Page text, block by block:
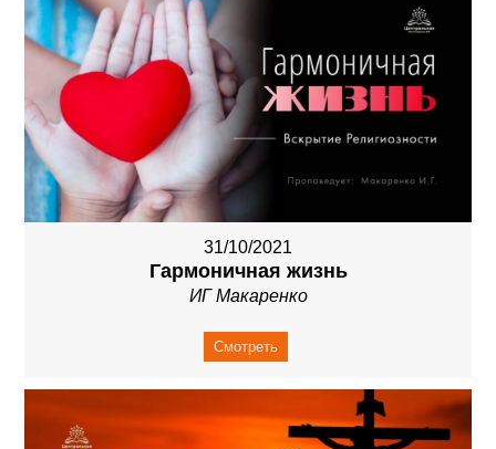
31/10/2021
Гармоничная жизнь
ИГ Макаренко
Смотреть